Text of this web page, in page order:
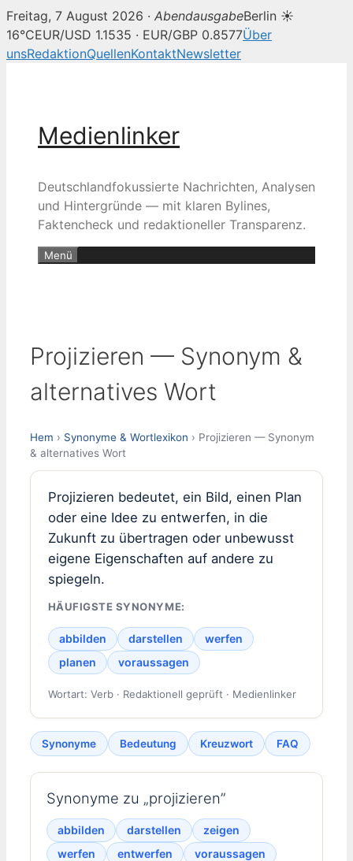
Freitag, 7 August 2026 · AbendausgabeBerlin ☀
16°CEUR/USD 1.1535 · EUR/GBP 0.8577Über
unsRedaktionQuellenKontaktNewsletter
Medienlinker
Deutschlandfokussierte Nachrichten, Analysen
und Hintergründe — mit klaren Bylines,
Faktencheck und redaktioneller Transparenz.
Menü
Projizieren — Synonym &
alternatives Wort
Hem › Synonyme & Wortlexikon › Projizieren — Synonym
& alternatives Wort
Projizieren bedeutet, ein Bild, einen Plan
oder eine Idee zu entwerfen, in die
Zukunft zu übertragen oder unbewusst
eigene Eigenschaften auf andere zu
spiegeln.
HÄUFIGSTE SYNONYME:
abbilden darstellen
werfen
planen
voraussagen
Wortart: Verb · Redaktionell geprüft · Medienlinker
Synonyme Bedeutung Kreuzwort FAQ
Synonyme zu „projizieren”
abbilden darstellen
zeigen
werfen
entwerfen
voraussagen